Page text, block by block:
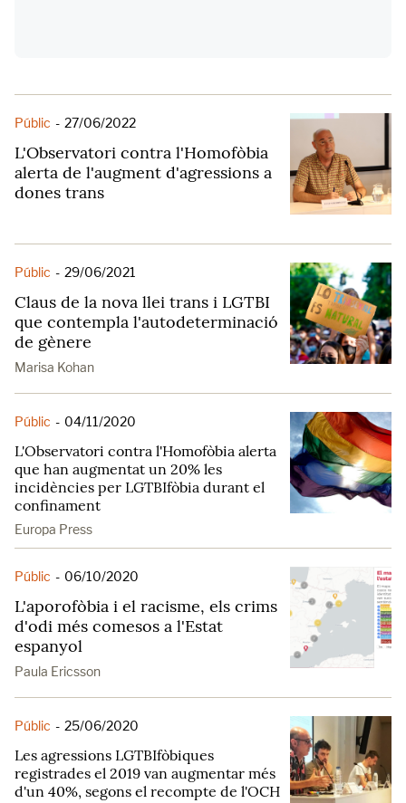
Públic - 27/06/2022
L'Observatori contra l'Homofòbia
alerta de l'augment d'agressions a
dones trans
Públic - 29/06/2021
Claus de la nova llei trans i LGTBI
que contempla l'autodeterminació
de gènere
Marisa Kohan
Públic - 04/11/2020
L'Observatori contra l'Homofòbia alerta
que han augmentat un 20% les
incidències per LGTBIfòbia durant el
confinament
Europa Press
Públic - 06/10/2020
L'aporofòbia i el racisme, els crims
d'odi més comesos a l'Estat
espanyol
Paula Ericsson
Públic - 25/06/2020
Les agressions LGTBIfòbiques
registrades el 2019 van augmentar més
d'un 40%, segons el recompte de l'OCH